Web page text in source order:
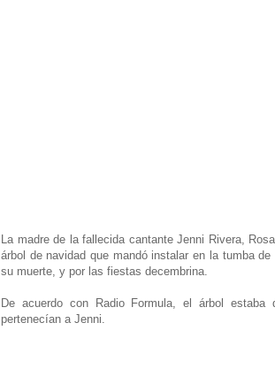
La madre de la fallecida cantante Jenni Rivera,
árbol de navidad que mandó instalar en la tumba
su muerte, y por las fiestas decembrina.
De acuerdo con Radio Formula, el árbol estaba
pertenecían a Jenni.